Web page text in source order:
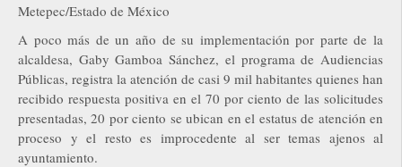
Metepec/Estado de México
A poco más de un año de su implementación por parte de la
alcaldesa, Gaby Gamboa Sánchez, el programa de Audiencias
Públicas, registra la atención de casi 9 mil habitantes quienes han
recibido respuesta positiva en el 70 por ciento de las solicitudes
presentadas, 20 por ciento se ubican en el estatus de atención en
proceso y el resto es improcedente al ser temas ajenos al
ayuntamiento.